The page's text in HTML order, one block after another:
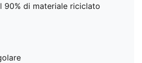
90% di materiale riciclato